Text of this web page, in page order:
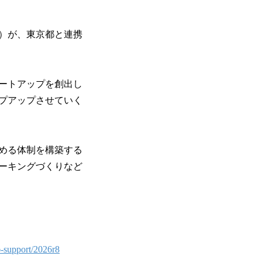
が、東京都と連携
トアップを創出し
アップさせていく
る体制を構築する
キングづくりなど
support/2026r8